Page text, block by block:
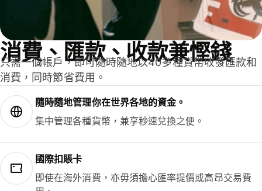
消費、匯款、收款兼慳錢
只需一個帳戶，即可隨時隨地以40多種貨幣收發匯款和
消費，同時節省費用。
隨時隨地管理你在世界各地的資金。
集中管理各種貨幣，兼享秒速兌換之便。
國際扣賬卡
即使在海外消費，亦毋須擔心匯率提價或高昂交易費